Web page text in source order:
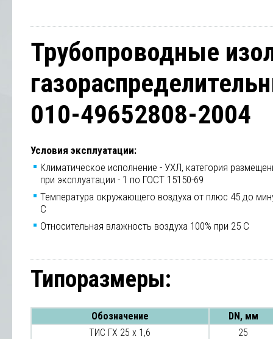
Трубопроводные
010-49652808-2004
Условия эксплуатации:
Климатическое исполнение - УХЛ, категория
при эксплуатации - 1 по ГОСТ 15150-69
Температура окружающего воздуха от плюс 45 до
С
Относительная влажность воздуха 100% при 25 С
Типоразмеры:
Обозначение
DN, мм
ТИС ГХ 25 х 1,6
25